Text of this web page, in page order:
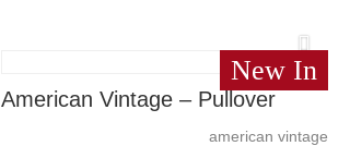
New In
American Vintage – Pullover
american vintage